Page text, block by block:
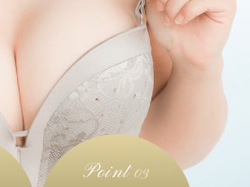
Point 03